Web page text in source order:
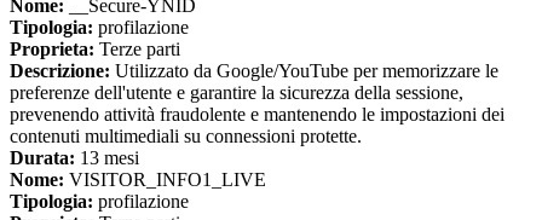
Nome: __Secure-YNID
Tipologia: profilazione
Proprieta: Terze parti
Descrizione: Utilizzato da Google/YouTube per memorizzare le
preferenze dell'utente e garantire la sicurezza della sessione,
prevenendo attività fraudolente e mantenendo le impostazioni dei
contenuti multimediali su connessioni protette.
Durata: 13 mesi
Nome: VISITOR_INFO1_LIVE
Tipologia: profilazione